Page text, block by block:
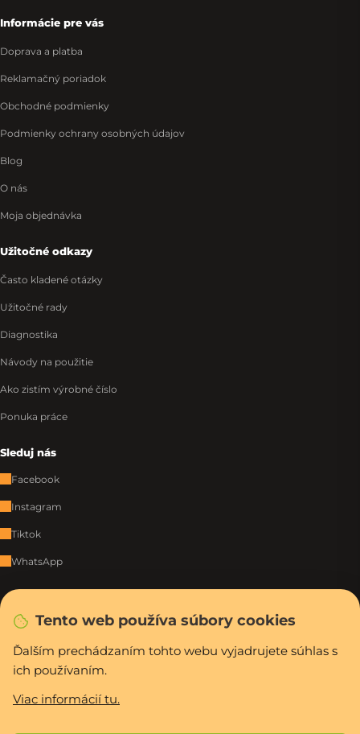
Tento web používa súbory cookies
Ďalším prechádzaním tohto webu vyjadrujete súhlas s
ich používaním.
Viac informácií tu.
Informácie pre vás
Doprava a platba
Reklamačný poriadok
Obchodné podmienky
Podmienky ochrany osobných údajov
Blog
O nás
Moja objednávka
Užitočné odkazy
Často kladené otázky
Užitočné rady
Diagnostika
Návody na použitie
Ako zistím výrobné číslo
Ponuka práce
Sleduj nás
Facebook
Instagram
Tiktok
WhatsApp
Rýchla a bezpečná platba
Vytvoril Shoptet Premium
Copyright 2026
cookies